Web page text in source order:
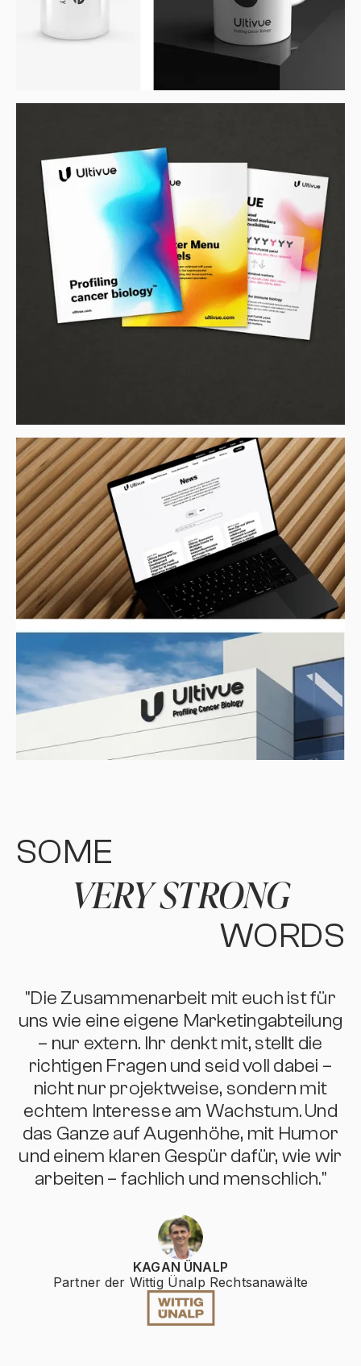
SOME
VERY STRONG
WORDS
"Die Zusammenarbeit mit euch ist für
uns wie eine eigene Marketingabteilung
– nur extern. Ihr denkt mit, stellt die
richtigen Fragen und seid voll dabei –
nicht nur projektweise, sondern mit
echtem Interesse am Wachstum. Und
das Ganze auf Augenhöhe, mit Humor
und einem klaren Gespür dafür, wie wir
arbeiten – fachlich und menschlich."
KAGAN ÜNALP
Partner der Wittig Ünalp Rechtsanawälte